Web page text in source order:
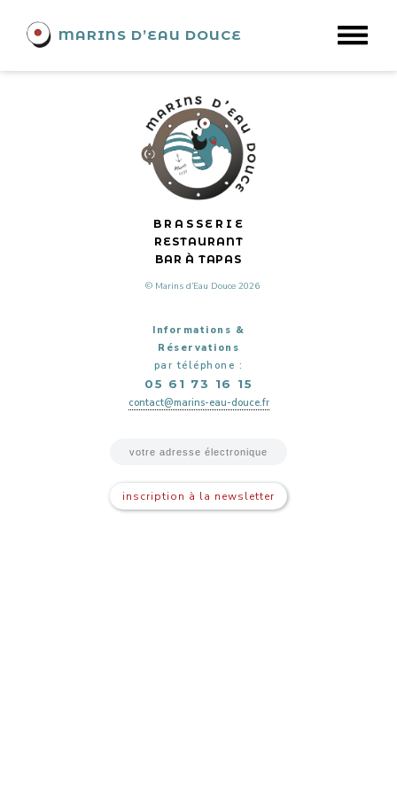
MARINS D’EAU DOUCE
CQFD avec l’accent
BRASSERIE
RESTAURANT
BAR À TAPAS
© Marins d’Eau Douce 2026
Informations &
Réservations
par téléphone :
05 61 73 16 15
contact@marins-eau-douce.fr
inscription à la newsletter